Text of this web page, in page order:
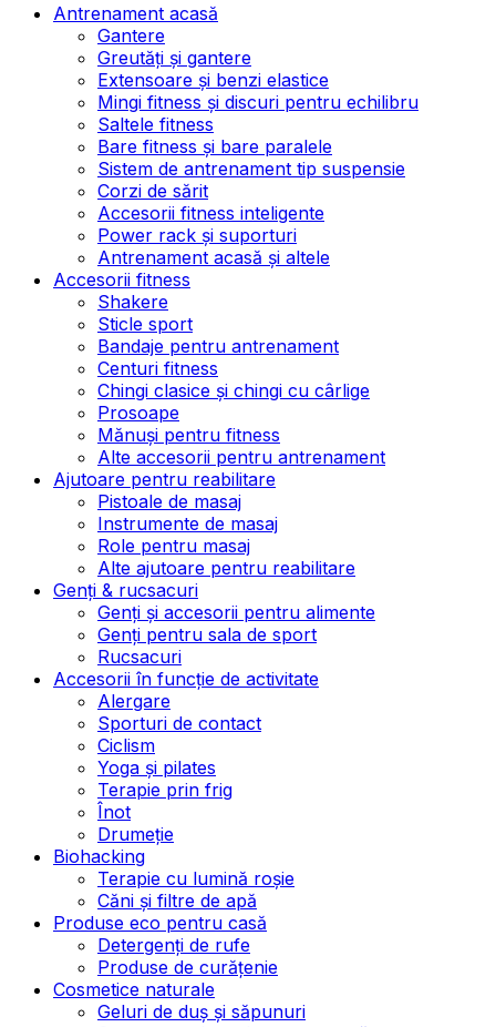
Antrenament acasă
Gantere
Greutăți și gantere
Extensoare și benzi elastice
Mingi fitness și discuri pentru echilibru
Saltele fitness
Bare fitness și bare paralele
Sistem de antrenament tip suspensie
Corzi de sărit
Accesorii fitness inteligente
Power rack și suporturi
Antrenament acasă și altele
Accesorii fitness
Shakere
Sticle sport
Bandaje pentru antrenament
Centuri fitness
Chingi clasice și chingi cu cârlige
Prosoape
Mănuși pentru fitness
Alte accesorii pentru antrenament
Ajutoare pentru reabilitare
Pistoale de masaj
Instrumente de masaj
Role pentru masaj
Alte ajutoare pentru reabilitare
Genți & rucsacuri
Genți și accesorii pentru alimente
Genți pentru sala de sport
Rucsacuri
Accesorii în funcție de activitate
Alergare
Sporturi de contact
Ciclism
Yoga și pilates
Terapie prin frig
Înot
Drumeție
Biohacking
Terapie cu lumină roșie
Căni și filtre de apă
Produse eco pentru casă
Detergenți de rufe
Produse de curățenie
Cosmetice naturale
Geluri de duș și săpunuri